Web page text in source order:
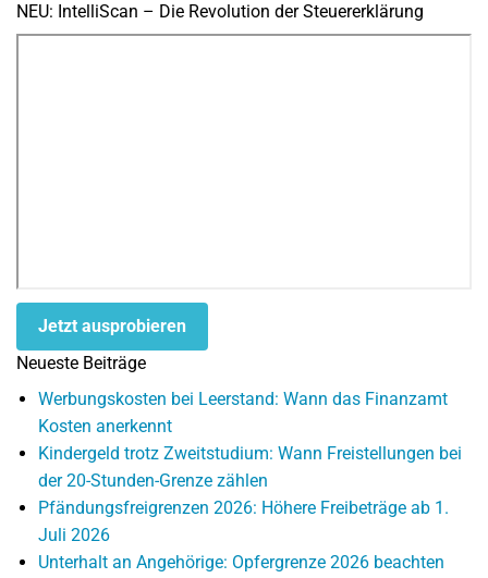
NEU: IntelliScan – Die Revolution der Steuererklärung
Jetzt ausprobieren
Neueste Beiträge
Werbungskosten bei Leerstand: Wann das Finanzamt
Kosten anerkennt
Kindergeld trotz Zweitstudium: Wann Freistellungen bei
der 20-Stunden-Grenze zählen
Pfändungsfreigrenzen 2026: Höhere Freibeträge ab 1.
Juli 2026
Unterhalt an Angehörige: Opfergrenze 2026 beachten